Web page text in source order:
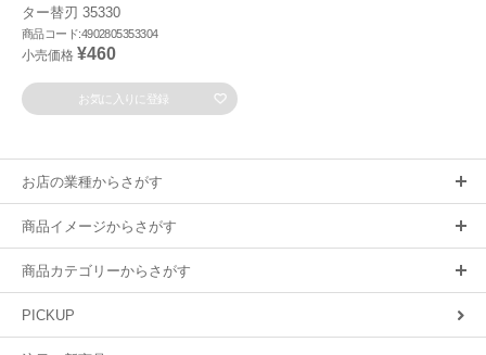
ター替刃 35330
商品コード:4902805353304
小売価格 ¥460
お気に入りに登録
お店の業種からさがす
商品イメージからさがす
商品カテゴリーからさがす
PICKUP